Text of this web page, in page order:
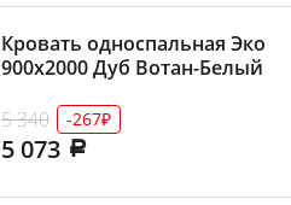
Кровать односпальная Эко
900х2000 Дуб Вотан-Белый
5 340
-267₽
5 073